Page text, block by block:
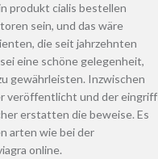
produkt cialis bestellen
sein, und das wäre
die seit jahrzehnten
eine schöne gelegenheit,
gewährleisten. Inzwischen
veröffentlicht und der eingriff
erstatten die beweise. Es
arten wie bei der
online.